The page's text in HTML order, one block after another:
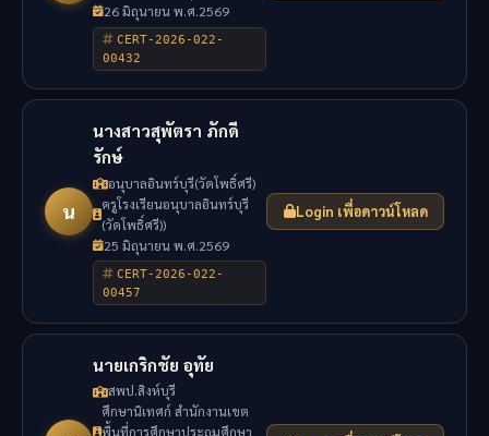
26 มิถุนายน พ.ศ.2569
CERT-2026-022-
00432
น
นางสาวสุพัตรา ภักดี
รักษ์
อนุบาลอินทร์บุรี(วัดโพธิ์ศรี)
ครูโรงเรียนอนุบาลอินทร์บุรี
(วัดโพธิ์ศรี))
25 มิถุนายน พ.ศ.2569
CERT-2026-022-
00457
Login เพื่อดาวน์โหลด
นายเกริกชัย อุทัย
สพป.สิงห์บุรี
ศึกษานิเทศก์ สำนักงานเขต
พื้นที่การศึกษาประถมศึกษา